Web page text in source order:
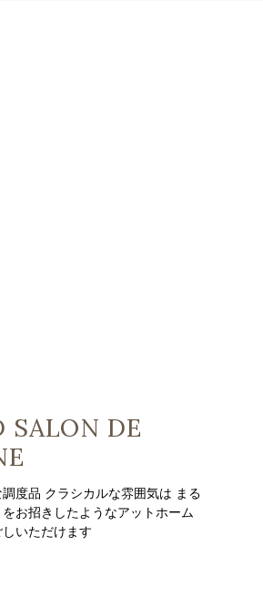
SALON DE
度品 クラシカルな雰囲気は まる
お招きしたようなアットホーム
いただけます